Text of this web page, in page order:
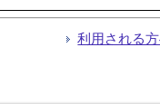
利用される